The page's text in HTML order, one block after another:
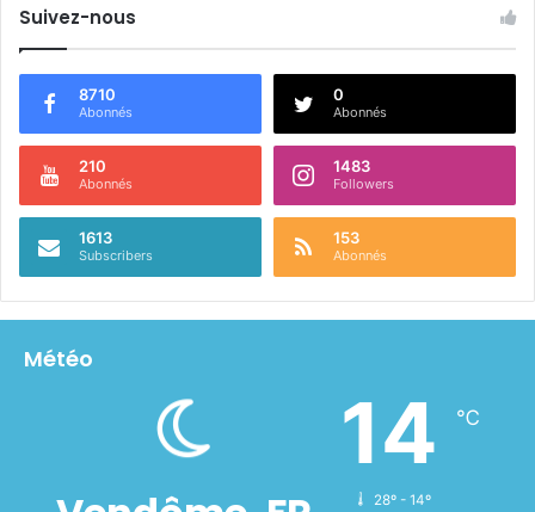
Suivez-nous
8710
Abonnés
0
Abonnés
210
Abonnés
1483
Followers
1613
Subscribers
153
Abonnés
Météo
14 ℃
28º - 14º